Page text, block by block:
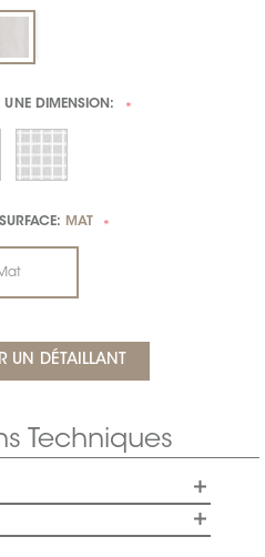
UNEDIMENSION: *
MAT *
UN DÉTAILLANT
Techniques